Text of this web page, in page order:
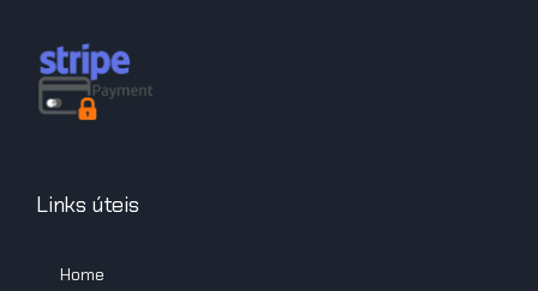
Links úteis
Home